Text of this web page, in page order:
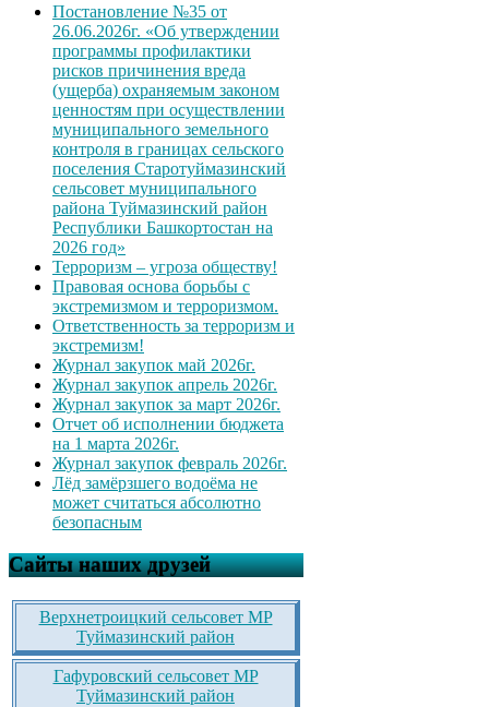
Постановление №35 от
26.06.2026г. «Об утверждении
программы профилактики
рисков причинения вреда
(ущерба) охраняемым законом
ценностям при осуществлении
муниципального земельного
контроля в границах сельского
поселения Старотуймазинский
сельсовет муниципального
района Туймазинский район
Республики Башкортостан на
2026 год»
Терроризм – угроза обществу!
Правовая основа борьбы с
экстремизмом и терроризмом.
Ответственность за терроризм и
экстремизм!
Журнал закупок май 2026г.
Журнал закупок апрель 2026г.
Журнал закупок за март 2026г.
Отчет об исполнении бюджета
на 1 марта 2026г.
Журнал закупок февраль 2026г.
Лёд замёрзшего водоёма не
может считаться абсолютно
безопасным
Сайты наших друзей
Верхнетроицкий сельсовет МР
Туймазинский район
Гафуровский сельсовет МР
Туймазинский район